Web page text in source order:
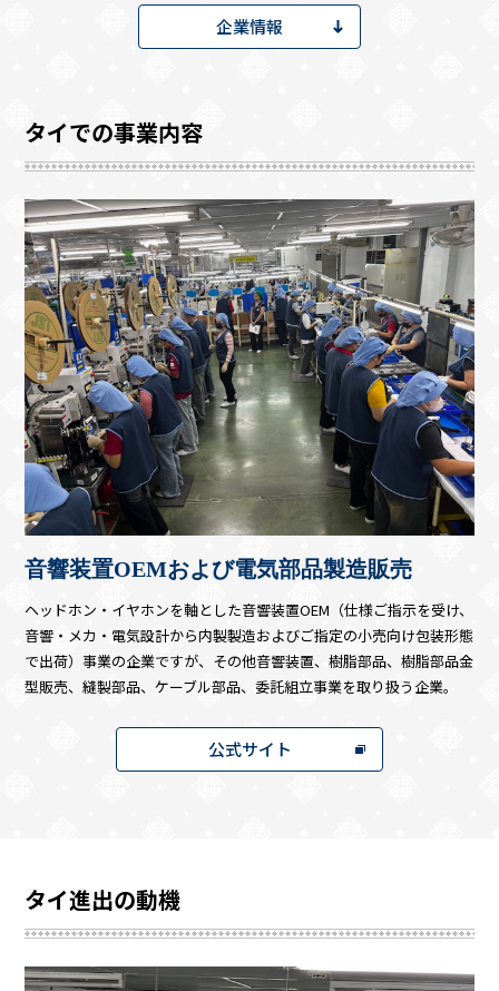
企業情報
タイでの事業内容
音響装置OEMおよび電気部品製造販売
ヘッドホン・イヤホンを軸とした音響装置OEM（仕様ご指示を受け、
音響・メカ・電気設計から内製製造およびご指定の小売向け包装形態
で出荷）事業の企業ですが、その他音響装置、樹脂部品、樹脂部品金
型販売、縫製部品、ケーブル部品、委託組立事業を取り扱う企業。
公式サイト
タイ進出の動機